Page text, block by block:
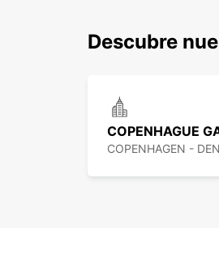
Descubre
COPENHAGEN -